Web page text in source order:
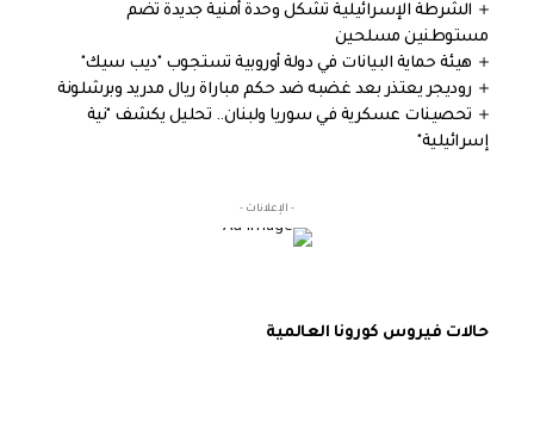
الشرطة الإسرائيلية تشكل وحدة أمنية جديدة تضم
مستوطنين مسلحين
هيئة حماية البيانات في دولة أوروبية تستجوب "ديب سيك"
روديجر يعتذر بعد غضبه ضد حكم مباراة ريال مدريد وبرشلونة
تحصينات عسكرية في سوريا ولبنان.. تحليل يكشف "نية
إسرائيلية"
- الإعلانات -
حالات فيروس كورونا العالمية